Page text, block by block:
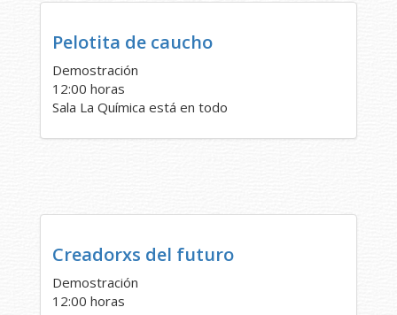
Pelotita de caucho
Demostración
12:00 horas
Sala La Química está en todo
Creadorxs del futuro
Demostración
12:00 horas